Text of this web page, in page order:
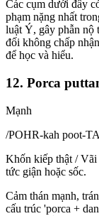
Các cụm dưới đây
phạm nặng nhất
luật Ý, gây phẫn nộ
đối không chấp
để học và hiểu.
12. Porca
Mạnh
/POHR-kah poot-
Khốn kiếp thật / Vãi
tức giận hoặc sốc.
Cảm thán mạnh,
cấu trúc 'porca +